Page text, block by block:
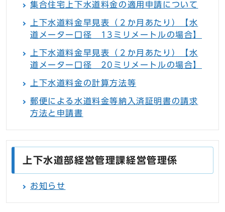
集合住宅上下水道料金の適用申請について
上下水道料金早見表（２か月あたり）【水
道メーター口径 13ミリメートルの場合】
上下水道料金早見表（２か月あたり）【水
道メーター口径 20ミリメートルの場合】
上下水道料金の計算方法等
郵便による水道料金等納入済証明書の請求
方法と申請書
上下水道部経営管理課経営管理係
お知らせ